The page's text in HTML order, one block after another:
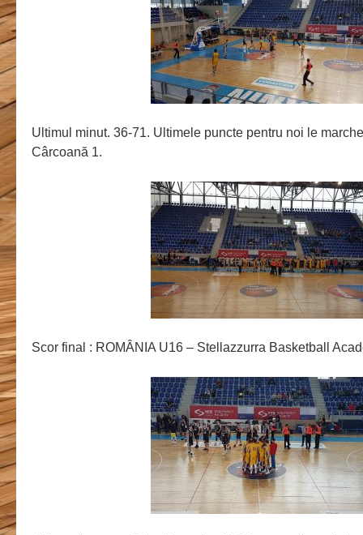
Ultimul minut. 36-71. Ultimele puncte pentru noi le
Cârcoană 1.
Scor final : ROMÂNIA U16 – Stellazzurra Basketball